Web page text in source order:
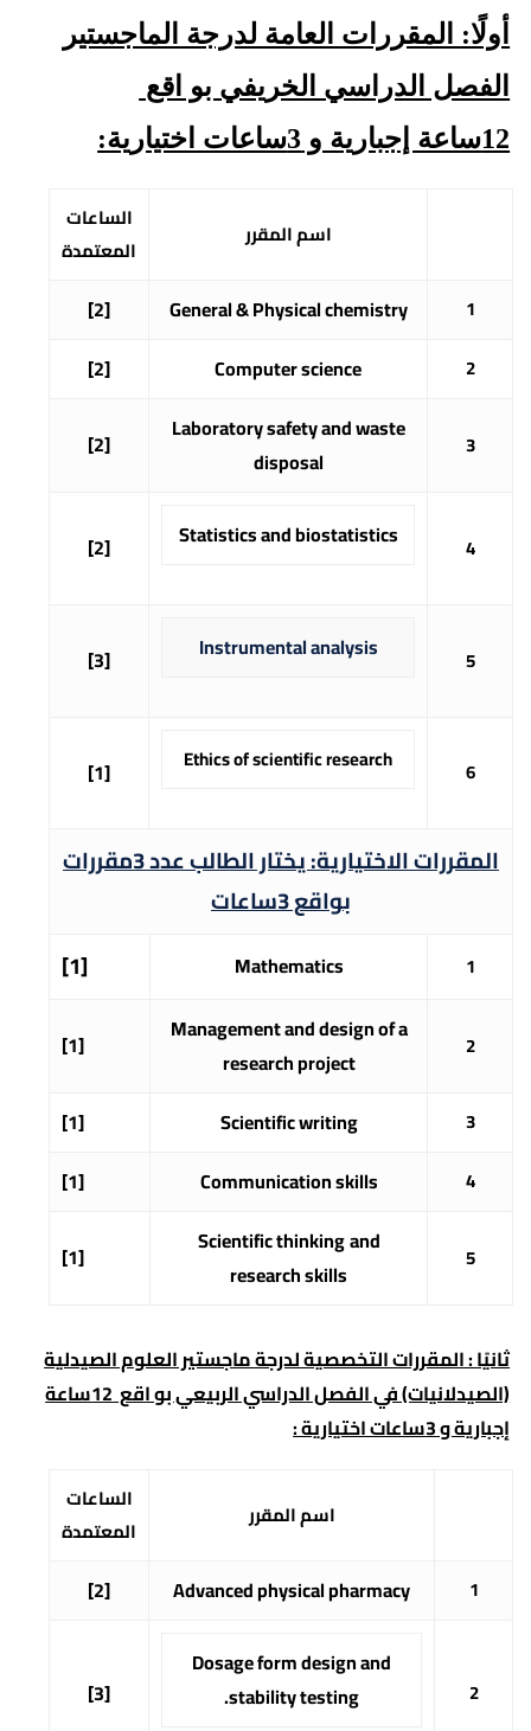
أولًا: المقررات العامة لدرجة الماجستير
الفصل الدراسي الخريفي بو اقع
12ساعة إجبارية و 3ساعات اختيارية:
اسم المقرر
الساعات
المعتمدة
1
General & Physical chemistry
[2]
2
Computer science
[2]
3
Laboratory safety and waste
disposal
[2]
4
Statistics and biostatistics
[2]
5
Instrumental analysis
[3]
6
Ethics of scientific research
[1]
المقررات الاختيارية: يختار الطالب عدد3مقررات
بواقع3ساعات
1
Mathematics
[1]
2
Management and design of a
research project
[1]
3
Scientific writing
[1]
4
Communication skills
[1]
5
Scientific thinkingand
research skills
[1]
ثانيًا : المقررات التخصصية لدرجة ماجستير العلوم الصيدلية
(الصيدلانيات) في الفصل الدراسي الربيعي بو اقع 12ساعة
إجبارية و 3ساعات اختيارية :
اسم المقرر
الساعات
المعتمدة
1
Advanced physical pharmacy
[2]
2
Dosage form design and
stability testing.
[3]